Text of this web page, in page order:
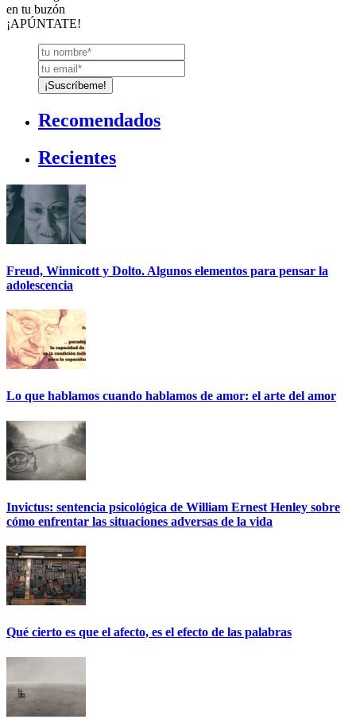
en tu buzón
¡APÚNTATE!
Recomendados
Recientes
Freud, Winnicott y Dolto. Algunos elementos para pensar la
adolescencia
Lo que hablamos cuando hablamos de amor: el arte del amor
Invictus: sentencia psicológica de William Ernest Henley sobre
cómo enfrentar las situaciones adversas de la vida
Qué cierto es que el afecto, es el efecto de las palabras